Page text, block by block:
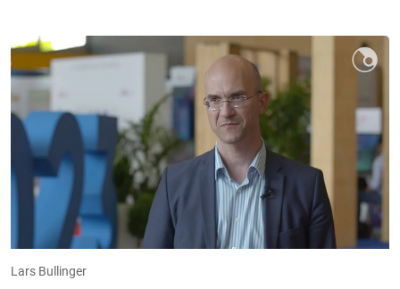
Lars Bullinger